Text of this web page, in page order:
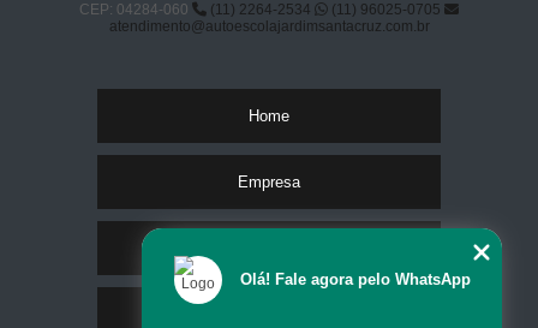
CEP: 04284-060
(11) 2264-2534
(11) 96025-0705
atendimento@autoescolajardimsantacruz.com.br
Home
Empresa
Olá! Fale agora pelo WhatsApp